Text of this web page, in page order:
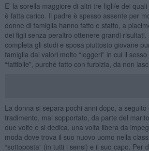
E’ la sorella maggiore di altri tre figli/e dei
è fatta carico. Il padre è spesso assente per
donne di famiglia hanno fatto e sfatto, a
dei figli senza peraltro ottenere grandi risultati.
completa gli studi e sposa piuttosto giovane
famiglia dai valori molto “leggeri” in cui il
“fattibile”, purché fatto con furbizia, da non
La donna si separa pochi anni dopo, a
tradimento, mal sopportato, da parte del
due volte e si dedica, una volta libera da
moda dove trova il suo nuovo uomo nella
“sottoposta” (in tutti i sensi) e il suo capo. Per